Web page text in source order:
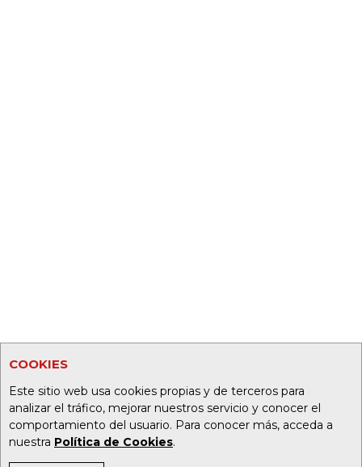
COOKIES
Este sitio web usa cookies propias y de terceros para
analizar el tráfico, mejorar nuestros servicio y conocer el
comportamiento del usuario. Para conocer más, acceda a
nuestra Política de Cookies.